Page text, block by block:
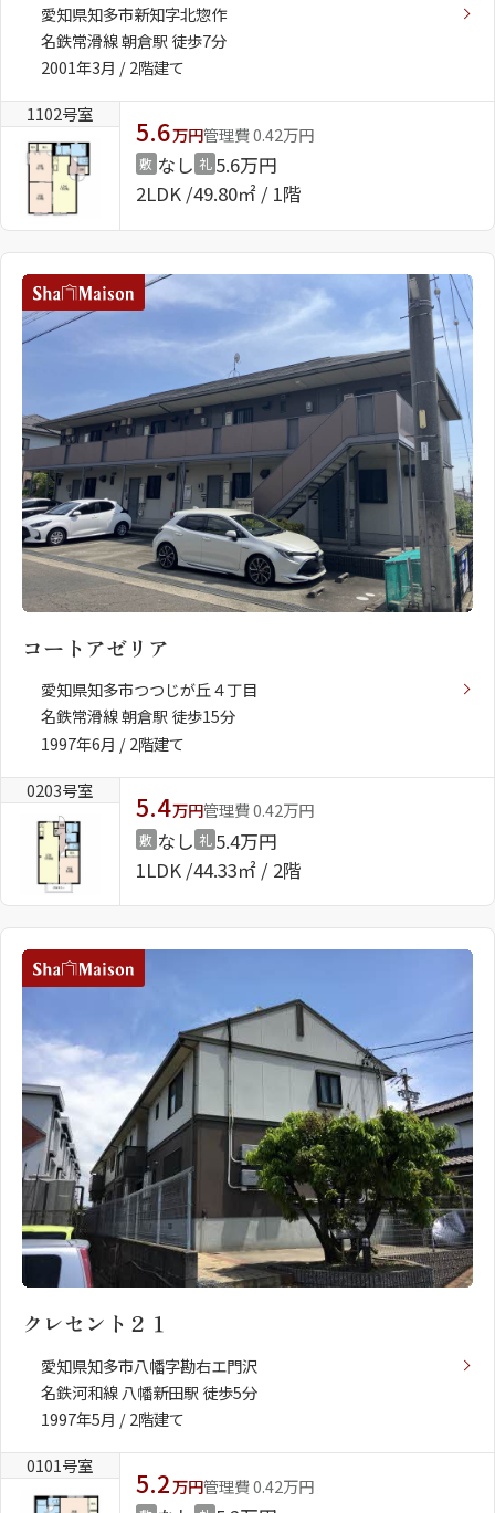
愛知県知多市新知字北惣作
名鉄常滑線 朝倉駅 徒歩7分
2001年3月 / 2階建て
1102号室
5.6万円管理費 0.42万円
敷 なし 礼 5.6万円
2LDK 49.80㎡ / 1階
コートアゼリア
愛知県知多市つつじが丘４丁目
名鉄常滑線 朝倉駅 徒歩15分
1997年6月 / 2階建て
0203号室
5.4万円管理費 0.42万円
敷 なし 礼 5.4万円
1LDK 44.33㎡ / 2階
クレセント２１
愛知県知多市八幡字勘右エ門沢
名鉄河和線 八幡新田駅 徒歩5分
1997年5月 / 2階建て
0101号室
5.2万円管理費 0.42万円